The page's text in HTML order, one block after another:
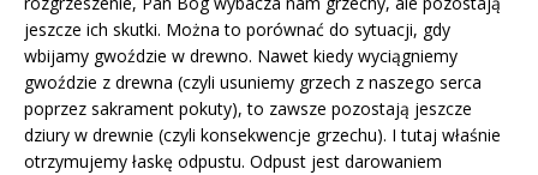
jeszcze ich skutki. Można to porównać do sytuacji, gdy
wbijamy gwoździe w drewno. Nawet kiedy wyciągniemy
gwoździe z drewna (czyli usuniemy grzech z naszego serca
poprzez sakrament pokuty), to zawsze pozostają jeszcze
dziury w drewnie (czyli konsekwencje grzechu). I tutaj właśnie
otrzymujemy łaskę odpustu. Odpust jest darowaniem